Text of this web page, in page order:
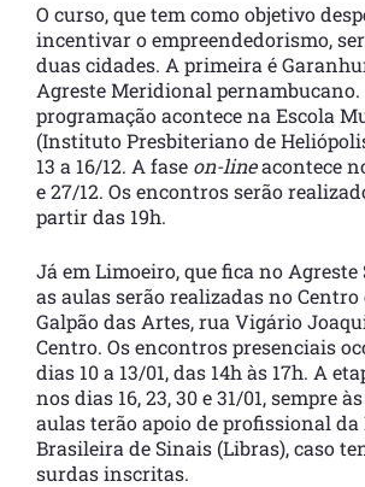
O curso, que tem como objetivo
incentivar o empreendedorismo,
duas cidades. A primeira é
Agreste Meridional pernambucano.
programação acontece na Escola
(Instituto Presbiteriano de
13 a 16/12. A fase on-lineacontece
e 27/12. Os encontros serão
partir das 19h.
Já em Limoeiro, que fica no
as aulas serão realizadas no Centro
Galpão das Artes, rua Vigário
Centro. Os encontros presenciais
dias 10 a 13/01, das 14h às 17h. A
nos dias 16, 23, 30 e 31/01, sempre
aulas terão apoio de profissional da
Brasileira de Sinais (Libras), caso
surdas inscritas.